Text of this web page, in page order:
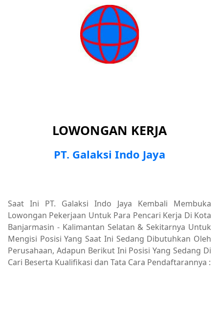
LOWONGAN KERJA
PT. Galaksi Indo Jaya
Saat Ini PT. Galaksi Indo Jaya Kembali Membuka
Lowongan Pekerjaan Untuk Para Pencari Kerja Di Kota
Banjarmasin - Kalimantan Selatan & Sekitarnya Untuk
Mengisi Posisi Yang Saat Ini Sedang Dibutuhkan Oleh
Perusahaan, Adapun Berikut Ini Posisi Yang Sedang Di
Cari Beserta Kualifikasi dan Tata Cara Pendaftarannya :